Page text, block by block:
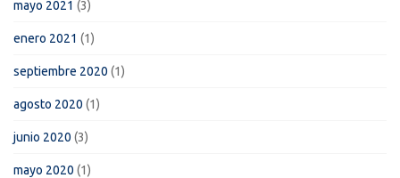
mayo 2021 (3)
enero 2021 (1)
septiembre 2020 (1)
agosto 2020 (1)
junio 2020 (3)
mayo 2020 (1)